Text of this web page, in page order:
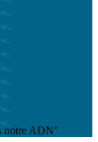
notre ADN"